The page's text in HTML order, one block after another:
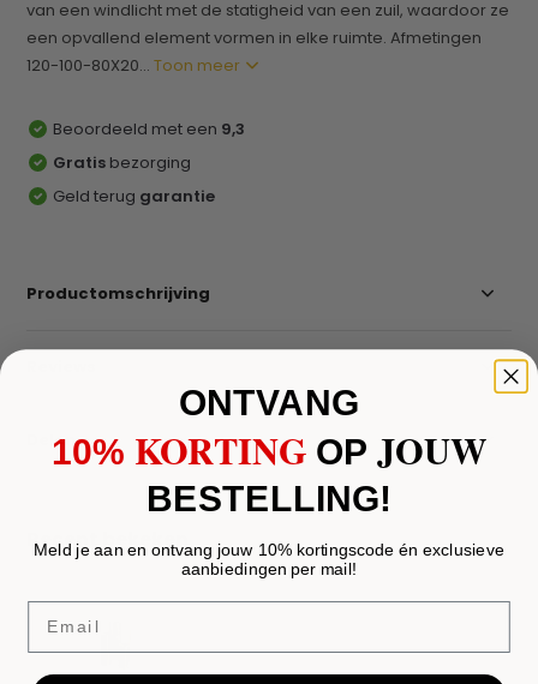
van een windlicht met de statigheid van een zuil, waardoor ze
een opvallend element vormen in elke ruimte. Afmetingen
120-100-80X20...Toon meer
Beoordeeld met een 9,3
Gratis bezorging
Geld terug garantie
Productomschrijving
Delen
Recent bekeken
ONTVANG
10% KORTING OPJOUW
BESTELLING!
Meld je aan en ontvang jouw 10% kortingscode én exclusieve
aanbiedingen per mail!